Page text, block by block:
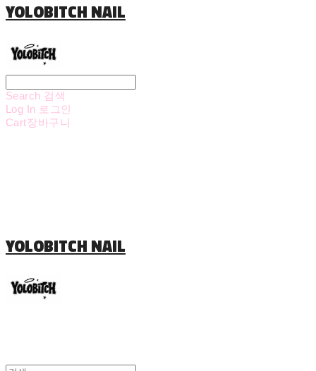
YOLOBITCH NAIL
Search 검색
Log In 로그인
Cart장바구니
YOLOBITCH NAIL